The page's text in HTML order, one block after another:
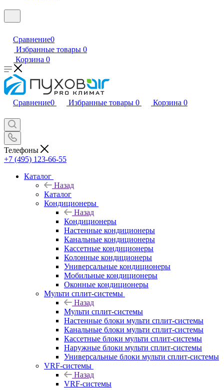
Сравнение0
Избранные товары 0
Корзина 0
Сравнение0 Избранные товары 0 Корзина 0
Телефоны
+7 (495) 123-66-55
Каталог
Назад
Каталог
Кондиционеры
Назад
Кондиционеры
Настенные кондиционеры
Канальные кондиционеры
Кассетные кондиционеры
Колонные кондиционеры
Универсальные кондиционеры
Мобильные кондиционеры
Оконные кондиционеры
Мульти сплит-системы
Назад
Мульти сплит-системы
Настенные блоки мульти сплит-системы
Канальные блоки мульти сплит-системы
Кассетные блоки мульти сплит-системы
Наружные блоки мульти сплит-системы
Универсальные блоки мульти сплит-системы
VRF-системы
Назад
VRF-системы